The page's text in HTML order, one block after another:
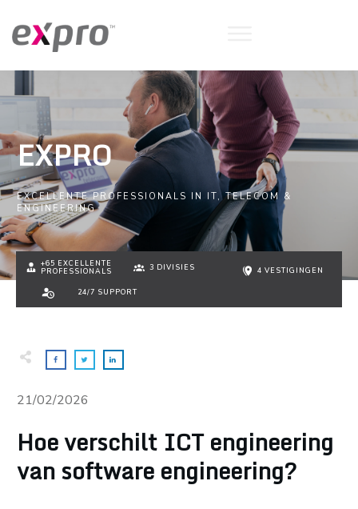
EXPRO
EXCELLENTE PROFESSIONALS IN IT, TELECOM &
ENGINEERING
+65 EXCELLENTE
PROFESSIONALS
3 DIVISIES 4 VESTIGINGEN
24/7 SUPPORT
21/02/2026
Hoe verschilt ICT engineering
van software engineering?